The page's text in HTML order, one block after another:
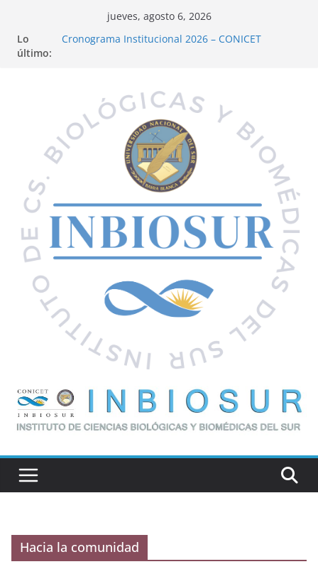
jueves, agosto 6, 2026
Lo
último:
Cáncer de Colon | Charla abierta a la comunidad
Convocatorias 2026 – Financiamiento de Proyectos
INBIOSUR y su aporte al desarrollo de políticas
públicas locales
Hacia la comunidad